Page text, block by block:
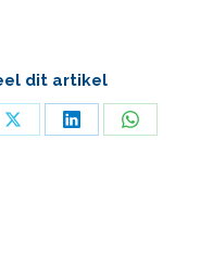
dit artikel
Deel
Deel
Deel